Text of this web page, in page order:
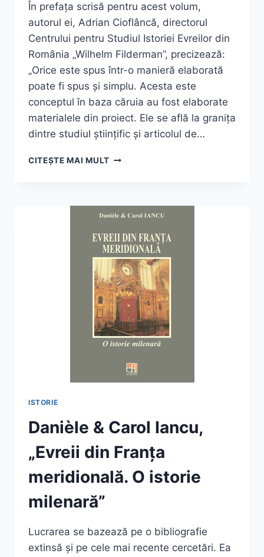
În prefața scrisă pentru acest volum,
autorul ei, Adrian Cioflâncă, directorul
Centrului pentru Studiul Istoriei Evreilor din
România „Wilhelm Filderman”, precizează:
„Orice este spus într-o manieră elaborată
poate fi spus și simplu. Acesta este
conceptul în baza căruia au fost elaborate
materialele din proiect. Ele se află la granița
dintre studiul științific și articolul de…
CITEȘTE MAI MULTLYA
SPIRESCU
(COORD.),
„ISTORII
DE
SERTAR.
DESPRE
EVREII
DIN
ROMÂNIA”
ISTORIE
Danièle & Carol Iancu,
„Evreii din Franța
meridională. O istorie
milenară”
Lucrarea se bazează pe o bibliografie
extinsă și pe cele mai recente cercetări. Ea